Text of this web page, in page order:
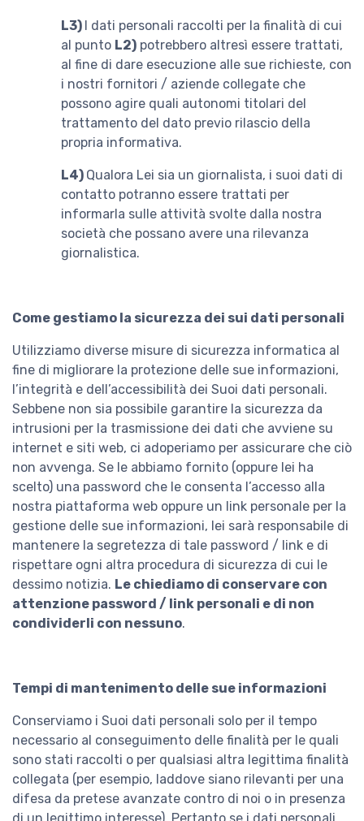
L3)
I dati personali raccolti per la finalità di cui
al punto L2) potrebbero altresì essere trattati,
al fine di dare esecuzione alle sue richieste, con
i nostri fornitori / aziende collegate che
possono agire quali autonomi titolari del
trattamento del dato previo rilascio della
propria informativa.
L4) Qualora Lei sia un giornalista, i suoi dati di
contatto potranno essere trattati per
informarla sulle attività svolte dalla nostra
società che possano avere una rilevanza
giornalistica.
Come gestiamo la sicurezza dei sui dati personali
Utilizziamo diverse misure di sicurezza informatica al
fine di migliorare la protezione delle sue informazioni,
l’integrità e dell’accessibilità dei Suoi dati personali.
Sebbene non sia possibile garantire la sicurezza da
intrusioni per la trasmissione dei dati che avviene su
internet e siti web, ci adoperiamo per assicurare che ciò
non avvenga. Se le abbiamo fornito (oppure lei ha
scelto) una password che le consenta l’accesso alla
nostra piattaforma web oppure un link personale per la
gestione delle sue informazioni, lei sarà responsabile di
mantenere la segretezza di tale password / link e di
rispettare ogni altra procedura di sicurezza di cui le
dessimo notizia. Le chiediamo di conservare con
attenzione password / link personali e di non
condividerli con nessuno.
Tempi di mantenimento delle sue informazioni
Conserviamo i Suoi dati personali solo per il tempo
necessario al conseguimento delle finalità per le quali
sono stati raccolti o per qualsiasi altra legittima finalità
collegata (per esempio, laddove siano rilevanti per una
difesa da pretese avanzate contro di noi o in presenza